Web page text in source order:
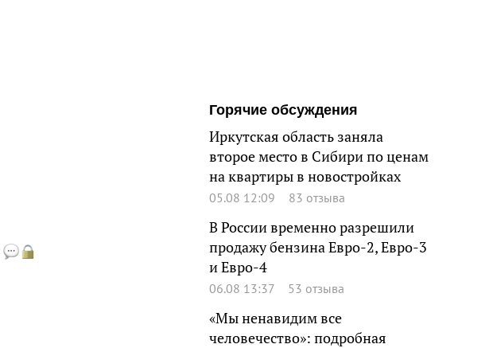
Горячие обсуждения
Иркутская область заняла
второе место в Сибири по ценам
на квартиры в новостройках
05.08 12:09 83 отзыва
В России временно разрешили
продажу бензина Евро-2, Евро-3
и Евро-4
06.08 13:37 53 отзыва
«Мы ненавидим все
человечество»: подробная